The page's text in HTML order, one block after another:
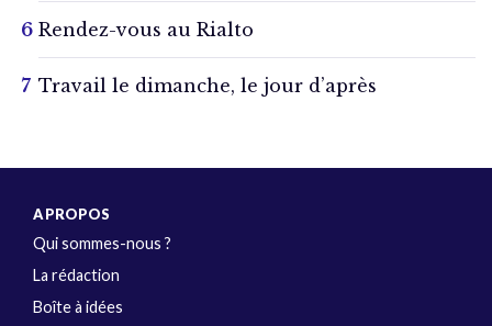
Rendez-vous au Rialto
Travail le dimanche, le jour d’après
A PROPOS
Qui sommes-nous ?
La rédaction
Boîte à idées